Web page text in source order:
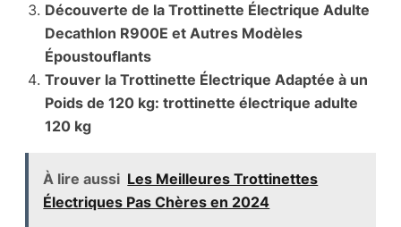
Découverte de la Trottinette Électrique Adulte
Decathlon R900E et Autres Modèles
Époustouflants
Trouver la Trottinette Électrique Adaptée à un
Poids de 120 kg: trottinette électrique adulte
120 kg
À lire aussi Les Meilleures Trottinettes
Électriques Pas Chères en 2024